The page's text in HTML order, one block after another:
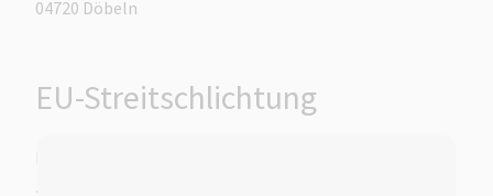
04720 Döbeln
EU-Streitschlichtung